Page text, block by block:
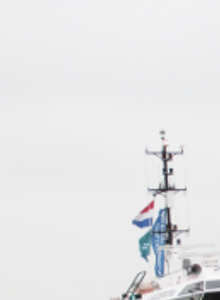
and actively support diversity